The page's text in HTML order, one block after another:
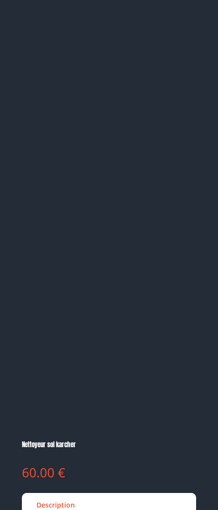
Nettoyeur sol karcher
60.00 €
Description